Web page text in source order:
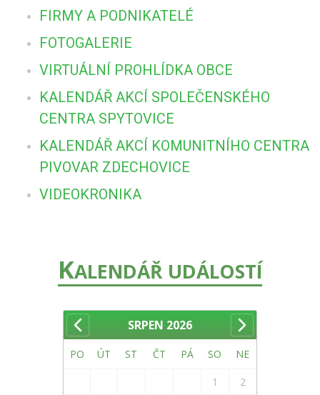
FIRMY A PODNIKATELÉ
FOTOGALERIE
VIRTUÁLNÍ PROHLÍDKA OBCE
KALENDÁŘ AKCÍ SPOLEČENSKÉHO
CENTRA SPYTOVICE
KALENDÁŘ AKCÍ KOMUNITNÍHO CENTRA
PIVOVAR ZDECHOVICE
VIDEOKRONIKA
KALENDÁŘ UDÁLOSTÍ
SRPEN 2026
PO ÚT ST ČT PÁ SO NE
1 2